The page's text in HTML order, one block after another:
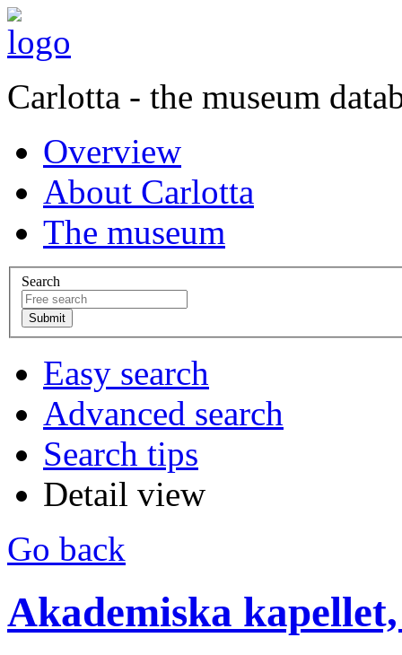
Carlotta - the museum
Overview
About Carlotta
The museum
Search
Easy search
Advanced search
Search tips
Detail view
Go back
Akademiska